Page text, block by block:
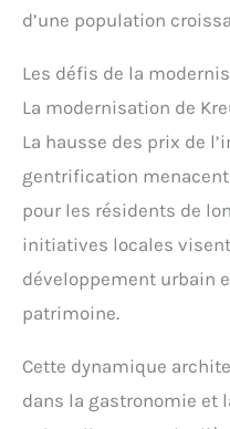
d’une population
Les défis de la
La modernisation de
La hausse des prix de
gentrification
pour les résidents de
initiatives locales
développement urbain
patrimoine.
Cette dynamique
dans la gastronomie et